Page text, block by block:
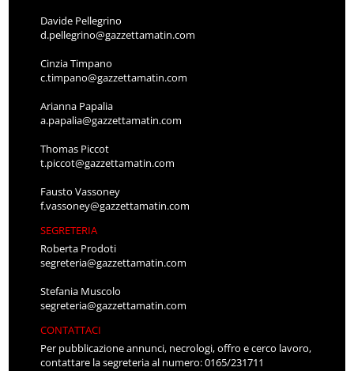
Davide Pellegrino
d.pellegrino@gazzettamatin.com
Cinzia Timpano
c.timpano@gazzettamatin.com
Arianna Papalia
a.papalia@gazzettamatin.com
Thomas Piccot
t.piccot@gazzettamatin.com
Fausto Vassoney
f.vassoney@gazzettamatin.com
SEGRETERIA
Roberta Prodoti
segreteria@gazzettamatin.com
Stefania Muscolo
segreteria@gazzettamatin.com
CONTATTACI
Per pubblicazione annunci, necrologi, offro e cerco lavoro,
contattare la segreteria al numero: 0165/231711